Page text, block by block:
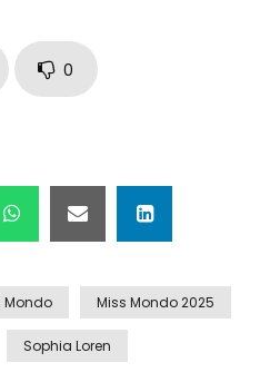
0
Mondo Miss Mondo 2025
Sophia Loren